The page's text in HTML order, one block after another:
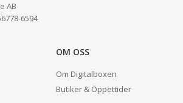
AB
6594
OM OSS
Om Digitalboxen
Butiker & Öppettider